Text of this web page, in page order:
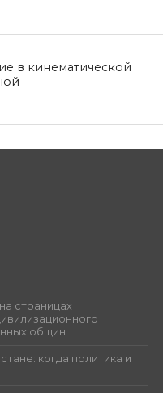
в кинематической
страницах
общин
когда политика и